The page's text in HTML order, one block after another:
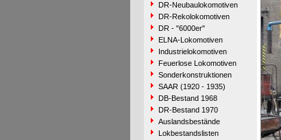
DR-Neubaulokomotiven
DR-Rekolokomotiven
DR - "6000er"
ELNA-Lokomotiven
Industrielokomotiven
Feuerlose Lokomotiven
Sonderkonstruktionen
SAAR (1920 - 1935)
DB-Bestand 1968
DR-Bestand 1970
Auslandsbestände
Lokbestandslisten